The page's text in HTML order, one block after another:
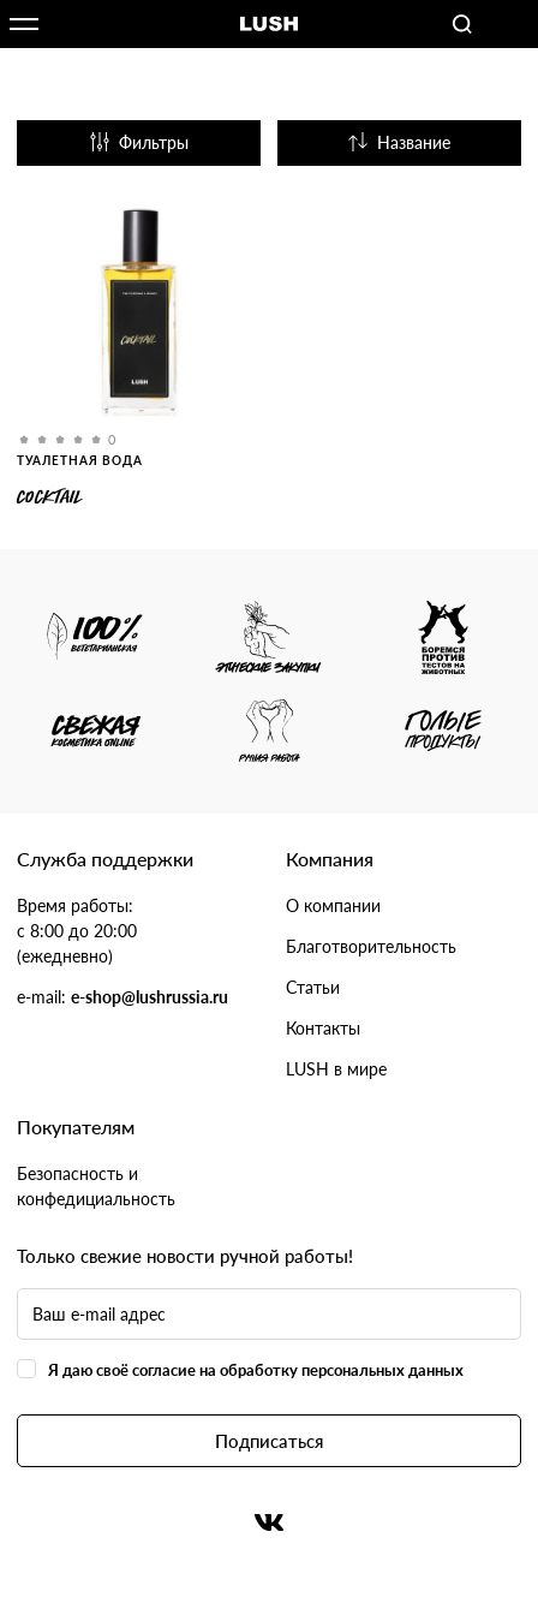
Фильтры Название
0
ТУАЛЕТНАЯ ВОДА
COCKTAIL
Служба поддержки
Время работы:
с 8:00 до 20:00
(ежедневно)
e-mail: e-shop@lushrussia.ru
Компания
О компании
Благотворительность
Статьи
Контакты
LUSH в мире
Покупателям
Безопасность и
конфедициальность
Только свежие новости ручной работы!
Я даю своё согласие на обработку персональных данных
Подписаться